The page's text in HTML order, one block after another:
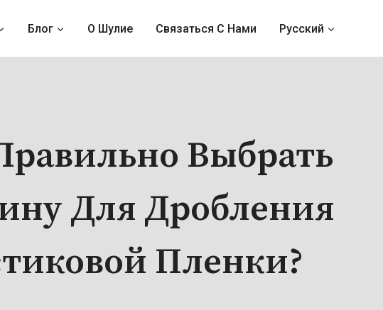
Блог О Шулие Связаться С Нами Русский
Выбрать
Для Дробления
Пленки?